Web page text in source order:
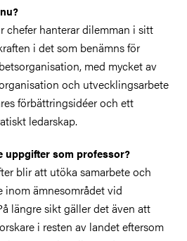
chefer hanterar dilemman i sitt
i det som benämns för
med mycket av
och utvecklingsarbete
förbättringsidéer och ett
ledarskap.
uppgifter som professor?
blir att utöka samarbete och
inom ämnesområdet vid
längre sikt gäller det även att
i resten av landet eftersom